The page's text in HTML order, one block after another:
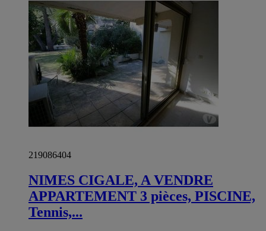
219086404
NIMES CIGALE, A VENDRE
APPARTEMENT 3 pièces, PISCINE,
Tennis,...